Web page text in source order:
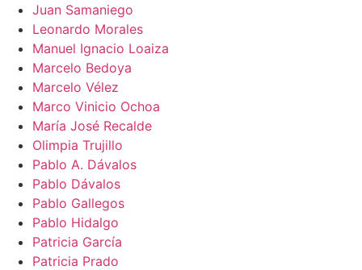
Juan Samaniego
Leonardo Morales
Manuel Ignacio Loaiza
Marcelo Bedoya
Marcelo Vélez
Marco Vinicio Ochoa
María José Recalde
Olimpia Trujillo
Pablo A. Dávalos
Pablo Dávalos
Pablo Gallegos
Pablo Hidalgo
Patricia García
Patricia Prado